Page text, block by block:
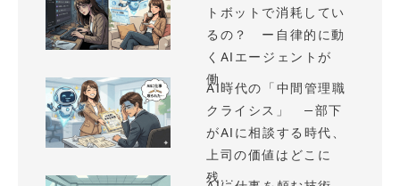
トボットで消耗してい
るの？ ー自律的に動
くAIエージェントが
働...
AI時代の「中間管理職
クライシス」 —部下
がAIに相談する時代、
上司の価値はどこに
残...